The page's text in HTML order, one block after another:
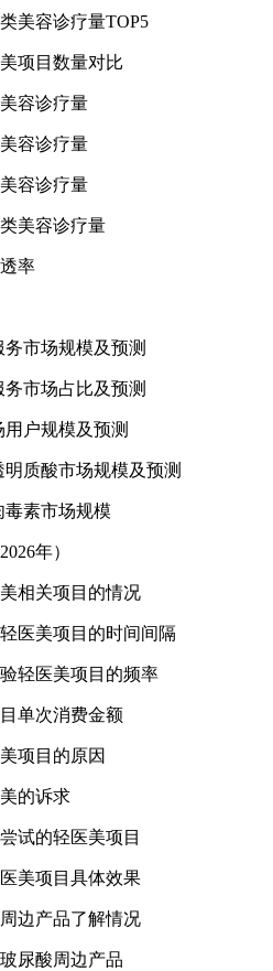
美容诊疗量TOP5
项目数量对比
容诊疗量
容诊疗量
容诊疗量
美容诊疗量
率
务市场规模及预测
务市场占比及预测
用户规模及预测
明质酸市场规模及预测
毒素市场规模
年）
相关项目的情况
医美项目的时间间隔
轻医美项目的频率
单次消费金额
项目的原因
的诉求
试的轻医美项目
美项目具体效果
边产品了解情况
尿酸周边产品